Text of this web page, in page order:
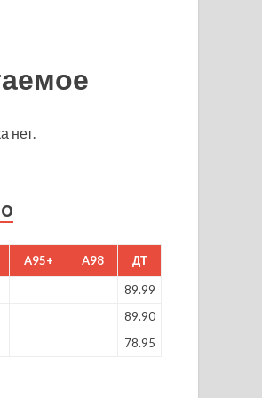
нет.
A95+ A98 ДТ
89.99
89.90
78.95